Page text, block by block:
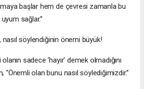
başlar hem de çevresi zamanla bu
sağlar.”
nasıl söylendiğinin önemi büyük!
sadece ‘hayır’ demek olmadığını
“Önemli olan bunu nasıl söylediğimizdir.”